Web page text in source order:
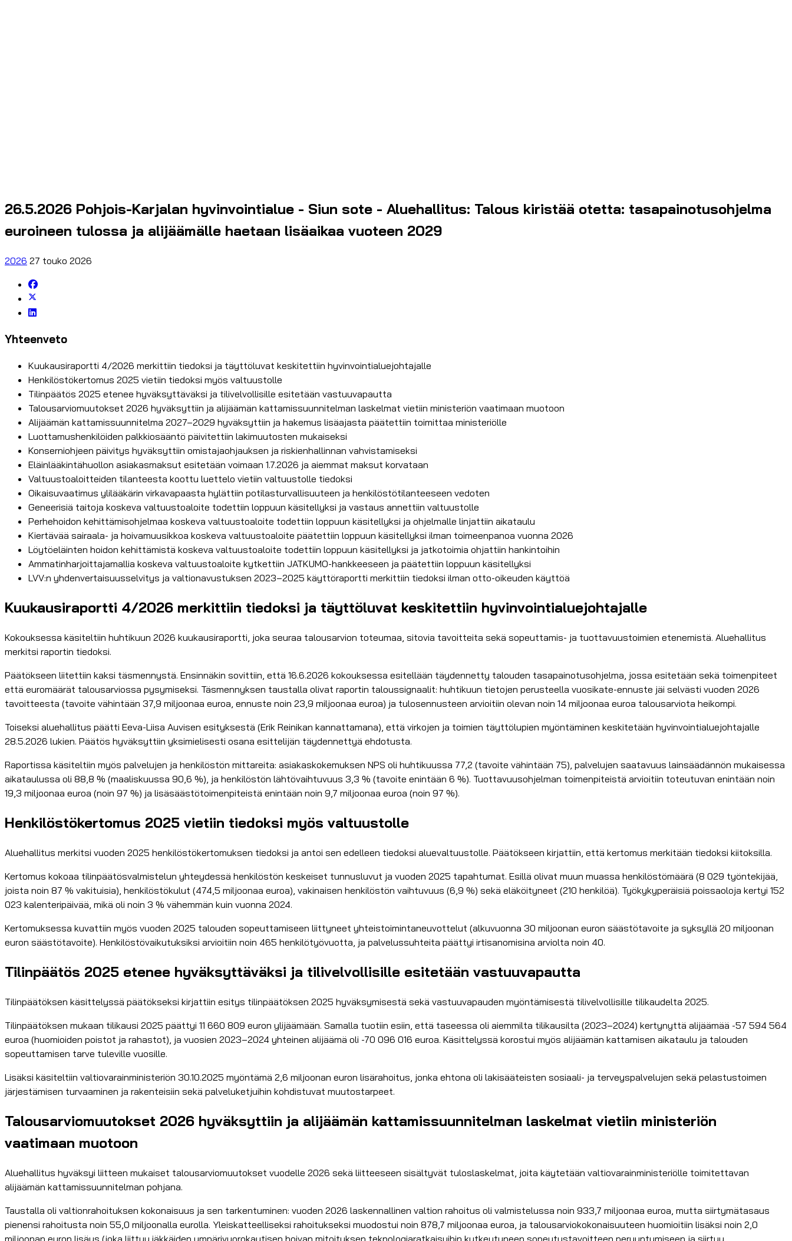
26.5.2026 Pohjois-Karjalan hyvinvointialue - Siun sote - Aluehallitus: Talous kiristää otetta: tasapainotusohjelma
euroineen tulossa ja alijäämälle haetaan lisäaikaa vuoteen 2029
2026 27 touko 2026
Yhteenveto
Kuukausiraportti 4/2026 merkittiin tiedoksi ja täyttöluvat keskitettiin hyvinvointialuejohtajalle
Henkilöstökertomus 2025 vietiin tiedoksi myös valtuustolle
Tilinpäätös 2025 etenee hyväksyttäväksi ja tilivelvollisille esitetään vastuuvapautta
Talousarviomuutokset 2026 hyväksyttiin ja alijäämän kattamissuunnitelman laskelmat vietiin ministeriön vaatimaan muotoon
Alijäämän kattamissuunnitelma 2027–2029 hyväksyttiin ja hakemus lisäajasta päätettiin toimittaa ministeriölle
Luottamushenkilöiden palkkiosääntö päivitettiin lakimuutosten mukaiseksi
Konserniohjeen päivitys hyväksyttiin omistajaohjauksen ja riskienhallinnan vahvistamiseksi
Eläinlääkintähuollon asiakasmaksut esitetään voimaan 1.7.2026 ja aiemmat maksut korvataan
Valtuustoaloitteiden tilanteesta koottu luettelo vietiin valtuustolle tiedoksi
Oikaisuvaatimus ylilääkärin virkavapaasta hylättiin potilasturvallisuuteen ja henkilöstötilanteeseen vedoten
Geneerisiä taitoja koskeva valtuustoaloite todettiin loppuun käsitellyksi ja vastaus annettiin valtuustolle
Perhehoidon kehittämisohjelmaa koskeva valtuustoaloite todettiin loppuun käsitellyksi ja ohjelmalle linjattiin aikataulu
Kiertävää sairaala- ja hoivamuusikkoa koskeva valtuustoaloite päätettiin loppuun käsitellyksi ilman toimeenpanoa vuonna 2026
Löytöeläinten hoidon kehittämistä koskeva valtuustoaloite todettiin loppuun käsitellyksi ja jatkotoimia ohjattiin hankintoihin
Ammatinharjoittajamallia koskeva valtuustoaloite kytkettiin JATKUMO-hankkeeseen ja päätettiin loppuun käsitellyksi
LVV:n yhdenvertaisuusselvitys ja valtionavustuksen 2023–2025 käyttöraportti merkittiin tiedoksi ilman otto-oikeuden käyttöä
Kuukausiraportti 4/2026 merkittiin tiedoksi ja täyttöluvat keskitettiin hyvinvointialuejohtajalle
Kokouksessa käsiteltiin huhtikuun 2026 kuukausiraportti, joka seuraa talousarvion toteumaa, sitovia tavoitteita sekä sopeuttamis- ja tuottavuustoimien etenemistä. Aluehallitus
merkitsi raportin tiedoksi.
Päätökseen liitettiin kaksi täsmennystä. Ensinnäkin sovittiin, että 16.6.2026 kokouksessa esitellään täydennetty talouden tasapainotusohjelma, jossa esitetään sekä toimenpiteet
että euromäärät talousarviossa pysymiseksi. Täsmennyksen taustalla olivat raportin taloussignaalit: huhtikuun tietojen perusteella vuosikate-ennuste jäi selvästi vuoden 2026
tavoitteesta (tavoite vähintään 37,9 miljoonaa euroa, ennuste noin 23,9 miljoonaa euroa) ja tulosennusteen arvioitiin olevan noin 14 miljoonaa euroa talousarviota heikompi.
Toiseksi aluehallitus päätti Eeva-Liisa Auvisen esityksestä (Erik Reinikan kannattamana), että virkojen ja toimien täyttölupien myöntäminen keskitetään hyvinvointialuejohtajalle
28.5.2026 lukien. Päätös hyväksyttiin yksimielisesti osana esittelijän täydennettyä ehdotusta.
Raportissa käsiteltiin myös palvelujen ja henkilöstön mittareita: asiakaskokemuksen NPS oli huhtikuussa 77,2 (tavoite vähintään 75), palvelujen saatavuus lainsäädännön mukaisessa
aikataulussa oli 88,8 % (maaliskuussa 90,6 %), ja henkilöstön lähtövaihtuvuus 3,3 % (tavoite enintään 6 %). Tuottavuusohjelman toimenpiteistä arvioitiin toteutuvan enintään noin
19,3 miljoonaa euroa (noin 97 %) ja lisäsäästötoimenpiteistä enintään noin 9,7 miljoonaa euroa (noin 97 %).
Henkilöstökertomus 2025 vietiin tiedoksi myös valtuustolle
Aluehallitus merkitsi vuoden 2025 henkilöstökertomuksen tiedoksi ja antoi sen edelleen tiedoksi aluevaltuustolle. Päätökseen kirjattiin, että kertomus merkitään tiedoksi kiitoksilla.
Kertomus kokoaa tilinpäätösvalmistelun yhteydessä henkilöstön keskeiset tunnusluvut ja vuoden 2025 tapahtumat. Esillä olivat muun muassa henkilöstömäärä (8 029 työntekijää,
joista noin 87 % vakituisia), henkilöstökulut (474,5 miljoonaa euroa), vakinaisen henkilöstön vaihtuvuus (6,9 %) sekä eläköityneet (210 henkilöä). Työkykyperäisiä poissaoloja kertyi 152
023 kalenteripäivää, mikä oli noin 3 % vähemmän kuin vuonna 2024.
Kertomuksessa kuvattiin myös vuoden 2025 talouden sopeuttamiseen liittyneet yhteistoimintaneuvottelut (alkuvuonna 30 miljoonan euron säästötavoite ja syksyllä 20 miljoonan
euron säästötavoite). Henkilöstövaikutuksiksi arvioitiin noin 465 henkilötyövuotta, ja palvelussuhteita päättyi irtisanomisina arviolta noin 40.
Tilinpäätös 2025 etenee hyväksyttäväksi ja tilivelvollisille esitetään vastuuvapautta
Tilinpäätöksen käsittelyssä päätökseksi kirjattiin esitys tilinpäätöksen 2025 hyväksymisestä sekä vastuuvapauden myöntämisestä tilivelvollisille tilikaudelta 2025.
Tilinpäätöksen mukaan tilikausi 2025 päättyi 11 660 809 euron ylijäämään. Samalla tuotiin esiin, että taseessa oli aiemmilta tilikausilta (2023–2024) kertynyttä alijäämää -57 594 564
euroa (huomioiden poistot ja rahastot), ja vuosien 2023–2024 yhteinen alijäämä oli -70 096 016 euroa. Käsittelyssä korostui myös alijäämän kattamisen aikataulu ja talouden
sopeuttamisen tarve tuleville vuosille.
Lisäksi käsiteltiin valtiovarainministeriön 30.10.2025 myöntämä 2,6 miljoonan euron lisärahoitus, jonka ehtona oli lakisääteisten sosiaali- ja terveyspalvelujen sekä pelastustoimen
järjestämisen turvaaminen ja rakenteisiin sekä palveluketjuihin kohdistuvat muutostarpeet.
Talousarviomuutokset 2026 hyväksyttiin ja alijäämän kattamissuunnitelman laskelmat vietiin ministeriön
vaatimaan muotoon
Aluehallitus hyväksyi liitteen mukaiset talousarviomuutokset vuodelle 2026 sekä liitteeseen sisältyvät tuloslaskelmat, joita käytetään valtiovarainministeriölle toimitettavan
alijäämän kattamissuunnitelman pohjana.
Taustalla oli valtionrahoituksen kokonaisuus ja sen tarkentuminen: vuoden 2026 laskennallinen valtion rahoitus oli valmistelussa noin 933,7 miljoonaa euroa, mutta siirtymätasaus
pienensi rahoitusta noin 55,0 miljoonalla eurolla. Yleiskatteelliseksi rahoitukseksi muodostui noin 878,7 miljoonaa euroa, ja talousarviokokonaisuuteen huomioitiin lisäksi noin 2,0
miljoonan euron lisäys (joka liittyy iäkkäiden ympärivuorokautisen hoivan mitoituksen teknologiaratkaisuihin kytkeytyneen sopeutustavoitteen peruuntumiseen ja siirtyy